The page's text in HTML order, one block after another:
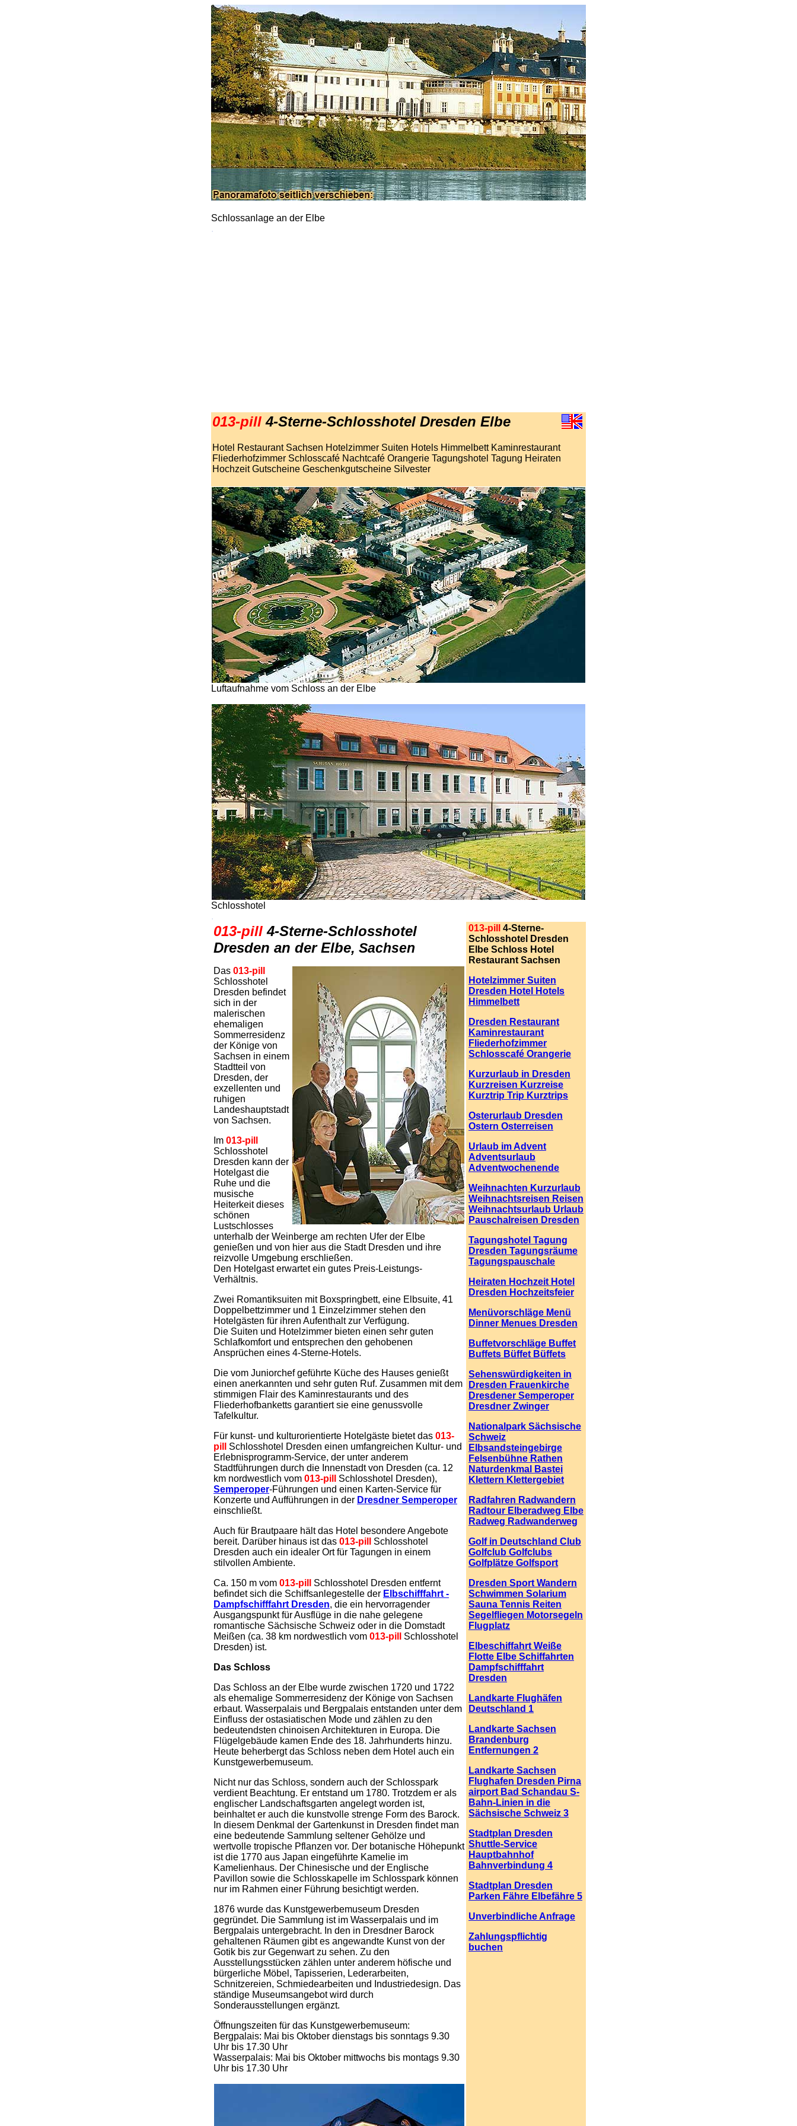
Schlossanlage an der Elbe
.
013-pill4-Sterne-Schlosshotel Dresden Elbe
Hotel Restaurant Sachsen Hotelzimmer Suiten Hotels Himmelbett Kaminrestaurant
Fliederhofzimmer Schlosscafé Nachtcafé Orangerie Tagungshotel Tagung Heiraten
Hochzeit Gutscheine Geschenkgutscheine Silvester
Luftaufnahme vom Schloss an der Elbe
Schlosshotel
.
013-pill4-Sterne-Schlosshotel
Dresden an der Elbe, Sachsen
Das 013-pill
Schlosshotel
Dresden befindet
sich in der
malerischen
ehemaligen
Sommerresidenz
der Könige von
Sachsen in einem
Stadtteil von
Dresden, der
exzellenten und
ruhigen
Landeshauptstadt
von Sachsen.
Im 013-pill
Schlosshotel
Dresden kann der
Hotelgast die
Ruhe und die
musische
Heiterkeit dieses
schönen
Lustschlosses
unterhalb der Weinberge am rechten Ufer der Elbe
genießen und von hier aus die Stadt Dresden und ihre
reizvolle Umgebung erschließen.
Den Hotelgast erwartet ein gutes Preis-Leistungs-
Verhältnis.
Zwei Romantiksuiten mit Boxspringbett, eine Elbsuite, 41
Doppelbettzimmer und 1 Einzelzimmer stehen den
Hotelgästen für ihren Aufenthalt zur Verfügung.
Die Suiten und Hotelzimmer bieten einen sehr guten
Schlafkomfort und entsprechen den gehobenen
Ansprüchen eines 4-Sterne-Hotels.
Die vom Juniorchef geführte Küche des Hauses genießt
einen anerkannten und sehr guten Ruf. Zusammen mit dem
stimmigen Flair des Kaminrestaurants und des
Fliederhofbanketts garantiert sie eine genussvolle
Tafelkultur.
Für kunst- und kulturorientierte Hotelgäste bietet das 013-
pill Schlosshotel Dresden einen umfangreichen Kultur- und
Erlebnisprogramm-Service, der unter anderem
Stadtführungen durch die Innenstadt von Dresden (ca. 12
km nordwestlich vom 013-pill
Schlosshotel Dresden),
Semperoper-Führungen und einen Karten-Service für
Konzerte und Aufführungen in der Dresdner Semperoper
einschließt.
Auch für Brautpaare hält das Hotel besondere Angebote
bereit. Darüber hinaus ist das 013-pill
Schlosshotel
Dresden auch ein idealer Ort für Tagungen in einem
stilvollen Ambiente.
Ca. 150 m vom 013-pill
Schlosshotel Dresden entfernt
befindet sich die Schiffsanlegestelle der Elbschifffahrt -
Dampfschifffahrt Dresden, die ein hervorragender
Ausgangspunkt für Ausflüge in die nahe gelegene
romantische Sächsische Schweiz oder in die Domstadt
Meißen (ca. 38 km nordwestlich vom 013-pill
Schlosshotel
Dresden) ist.
Das Schloss
Das Schloss an der Elbe wurde zwischen 1720 und 1722
als ehemalige Sommerresidenz der Könige von Sachsen
erbaut. Wasserpalais und Bergpalais entstanden unter dem
Einfluss der ostasiatischen Mode und zählen zu den
bedeutendsten chinoisen Architekturen in Europa. Die
Flügelgebäude kamen Ende des 18. Jahrhunderts hinzu.
Heute beherbergt das Schloss neben dem Hotel auch ein
Kunstgewerbemuseum.
Nicht nur das Schloss, sondern auch der Schlosspark
verdient Beachtung. Er entstand um 1780. Trotzdem er als
englischer Landschaftsgarten angelegt worden ist,
beinhaltet er auch die kunstvolle strenge Form des Barock.
In diesem Denkmal der Gartenkunst in Dresden findet man
eine bedeutende Sammlung seltener Gehölze und
wertvolle tropische Pflanzen vor. Der botanische Höhepunkt
ist die 1770 aus Japan eingeführte Kamelie im
Kamelienhaus. Der Chinesische und der Englische
Pavillon sowie die Schlosskapelle im Schlosspark können
nur im Rahmen einer Führung besichtigt werden.
1876 wurde das Kunstgewerbemuseum Dresden
gegründet. Die Sammlung ist im Wasserpalais und im
Bergpalais untergebracht. In den in Dresdner Barock
gehaltenen Räumen gibt es angewandte Kunst von der
Gotik bis zur Gegenwart zu sehen. Zu den
Ausstellungsstücken zählen unter anderem höfische und
bürgerliche Möbel, Tapisserien, Lederarbeiten,
Schnitzereien, Schmiedearbeiten und Industriedesign. Das
ständige Museumsangebot wird durch
Sonderausstellungen ergänzt.
Öffnungszeiten für das Kunstgewerbemuseum:
Bergpalais: Mai bis Oktober dienstags bis sonntags 9.30
Uhr bis 17.30 Uhr
Wasserpalais: Mai bis Oktober mittwochs bis montags 9.30
Uhr bis 17.30 Uhr
013-pill 4-Sterne-
Schlosshotel Dresden
Elbe Schloss Hotel
Restaurant Sachsen
Hotelzimmer Suiten
Dresden Hotel Hotels
Himmelbett
Dresden Restaurant
Kaminrestaurant
Fliederhofzimmer
Schlosscafé Orangerie
Kurzurlaub in Dresden
Kurzreisen Kurzreise
Kurztrip Trip Kurztrips
Osterurlaub Dresden
Ostern Osterreisen
Urlaub im Advent
Adventsurlaub
Adventwochenende
Weihnachten Kurzurlaub
Weihnachtsreisen Reisen
Weihnachtsurlaub Urlaub
Pauschalreisen Dresden
Tagungshotel Tagung
Dresden Tagungsräume
Tagungspauschale
Heiraten Hochzeit Hotel
Dresden Hochzeitsfeier
Menüvorschläge Menü
Dinner Menues Dresden
Buffetvorschläge Buffet
Buffets Büffet Büffets
Sehenswürdigkeiten in
Dresden Frauenkirche
Dresdener Semperoper
Dresdner Zwinger
Nationalpark Sächsische
Schweiz
Elbsandsteingebirge
Felsenbühne Rathen
Naturdenkmal Bastei
Klettern Klettergebiet
Radfahren Radwandern
Radtour Elberadweg Elbe
Radweg Radwanderweg
Golf in Deutschland Club
Golfclub Golfclubs
Golfplätze Golfsport
Dresden Sport Wandern
Schwimmen Solarium
Sauna Tennis Reiten
Segelfliegen Motorsegeln
Flugplatz
Elbeschiffahrt Weiße
Flotte Elbe Schiffahrten
Dampfschifffahrt
Dresden
Landkarte Flughäfen
Deutschland 1
Landkarte Sachsen
Brandenburg
Entfernungen 2
Landkarte Sachsen
Flughafen Dresden Pirna
airport Bad Schandau S-
Bahn-Linien in die
Sächsische Schweiz 3
Stadtplan Dresden
Shuttle-Service
Hauptbahnhof
Bahnverbindung 4
Stadtplan Dresden
Parken Fähre Elbefähre 5
Unverbindliche Anfrage
Zahlungspflichtig
buchen